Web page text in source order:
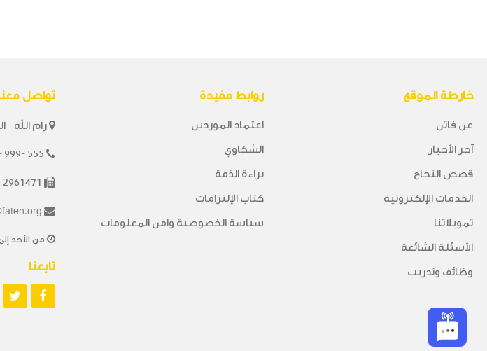
خارطة الموقع
عن فاتن
آخر الأخبار
قصص النجاح
الخدمات الإلكترونية
تمويلاتنا
الأسئلة الشائعة
وظائف وتدريب
روابط مفيدة
اعتماد الموردين
الشكاوي
براءة الذمة
كتاب الإلتزامات
سياسة الخصوصية وامن المعلومات
تواصل
رام الله
999- 555
من الأحد إلى
تابعنا